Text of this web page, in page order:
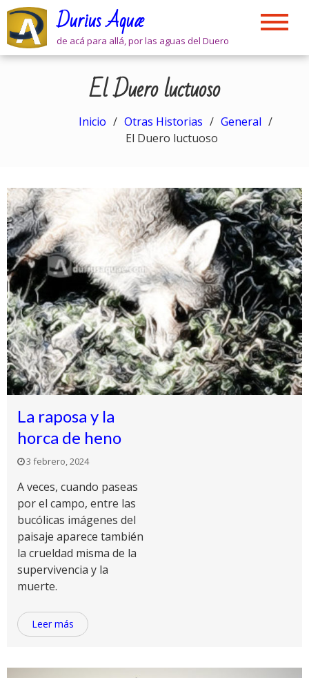
Skip
content
Durius Aquæ
de acá para allá, por las aguas del Duero
El Duero luctuoso
Inicio Otras Historias
General
El Duero luctuoso
La raposa y la
horca de heno
3 febrero, 2024
A veces, cuando paseas
por el campo, entre las
bucólicas imágenes del
paisaje aparece también
la crueldad misma de la
supervivencia y la
muerte.
Leer más